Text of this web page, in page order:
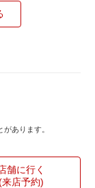
あります。
舗に行く
来店予約)